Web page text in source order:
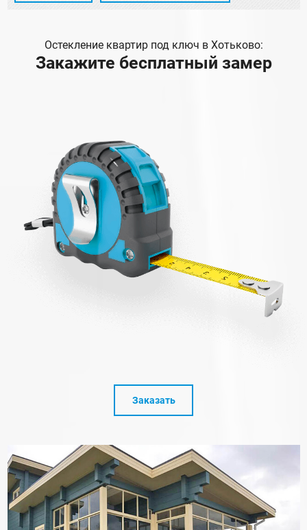
Остекление квартир под ключ в Хотьково:
Закажите бесплатный замер
Заказать